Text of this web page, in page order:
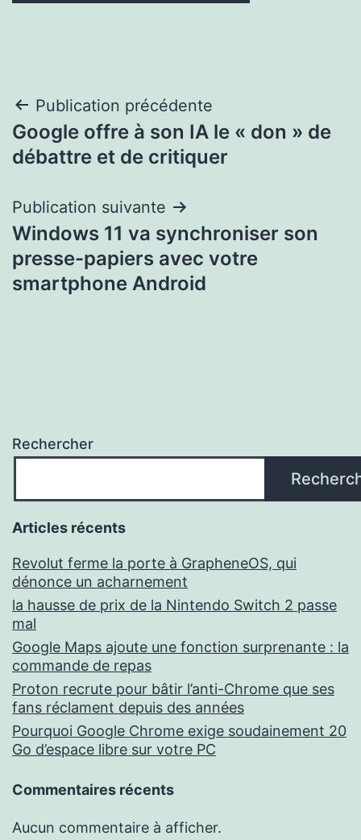
Navigation
de
Publication précédente
Google offre à son IA le « don » de
débattre et de critiquer
Publication suivante
Windows 11 va synchroniser son
presse-papiers avec votre
smartphone Android
Rechercher
Articles récents
Revolut ferme la porte à GrapheneOS, qui
dénonce un acharnement
la hausse de prix de la Nintendo Switch 2 passe
mal
Google Maps ajoute une fonction surprenante : la
commande de repas
Proton recrute pour bâtir l’anti-Chrome que ses
fans réclament depuis des années
Pourquoi Google Chrome exige soudainement 20
Go d’espace libre sur votre PC
Commentaires récents
Aucun commentaire à afficher.